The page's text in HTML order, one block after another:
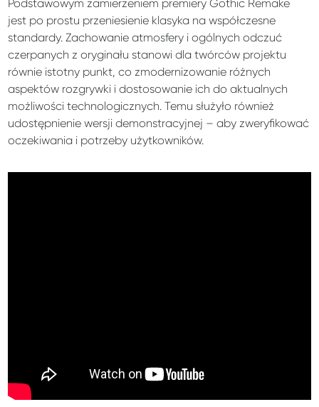
Podstawowym zamierzeniem premiery Gothic Remake
jest po prostu przeniesienie klasyka na współczesne
standardy. Zachowanie atmosfery i ogólnych odczuć
czerpanych z oryginału stanowi dla twórców projektu
równie istotny punkt, co zmodernizowanie różnych
aspektów rozgrywki i dostosowanie ich do aktualnych
możliwości technologicznych. Temu służyło również
udostępnienie wersji demonstracyjnej – aby zweryfikować
oczekiwania i potrzeby użytkowników.